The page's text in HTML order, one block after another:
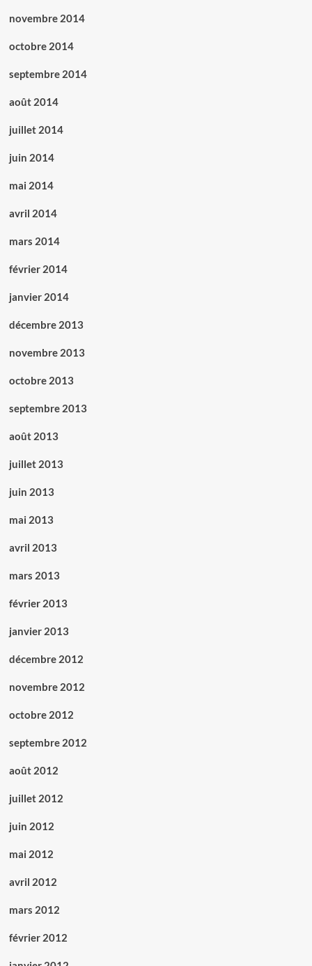
novembre 2014
octobre 2014
septembre 2014
août 2014
juillet 2014
juin 2014
mai 2014
avril 2014
mars 2014
février 2014
janvier 2014
décembre 2013
novembre 2013
octobre 2013
septembre 2013
août 2013
juillet 2013
juin 2013
mai 2013
avril 2013
mars 2013
février 2013
janvier 2013
décembre 2012
novembre 2012
octobre 2012
septembre 2012
août 2012
juillet 2012
juin 2012
mai 2012
avril 2012
mars 2012
février 2012